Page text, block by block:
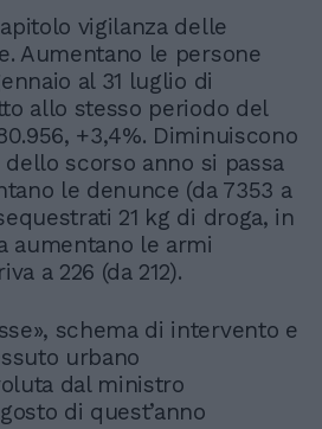
vigilanza delle
Aumentano le persone
al 31 luglio di
allo stesso periodo del
+3,4%. Diminuiscono
scorso anno si passa
le denunce (da 7353 a
21 kg di droga, in
aumentano le armi
a 226 (da 212).
schema di intervento e
urbano
dal ministro
di quest’anno